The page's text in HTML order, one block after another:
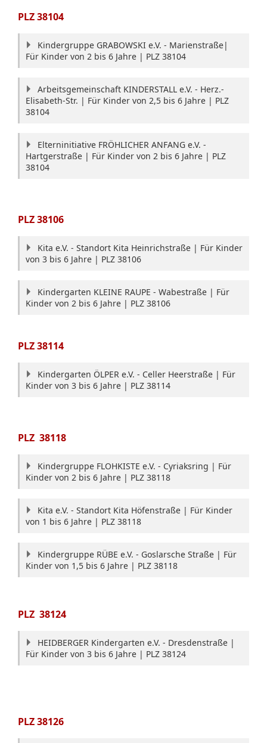
PLZ38104
Kindergruppe GRABOWSKI e.V. - Marienstraße|
Für Kinder von 2 bis 6 Jahre | PLZ 38104
Arbeitsgemeinschaft KINDERSTALL e.V. - Herz.-
Elisabeth-Str. | Für Kinder von 2,5 bis 6 Jahre | PLZ
38104
Elterninitiative FRÖHLICHER ANFANG e.V. -
Hartgerstraße | Für Kinder von 2 bis 6 Jahre | PLZ
38104
PLZ38106
Kita e.V. - Standort Kita Heinrichstraße | Für Kinder
von 3 bis 6 Jahre | PLZ 38106
Kindergarten KLEINE RAUPE - Wabestraße | Für
Kinder von 2 bis 6 Jahre | PLZ 38106
PLZ38114
Kindergarten ÖLPER e.V. - Celler Heerstraße | Für
Kinder von 3 bis 6 Jahre | PLZ 38114
PLZ 38118
Kindergruppe FLOHKISTE e.V. - Cyriaksring | Für
Kinder von 2 bis 6 Jahre | PLZ 38118
Kita e.V. - Standort Kita Höfenstraße | Für Kinder
von 1 bis 6 Jahre | PLZ 38118
Kindergruppe RÜBE e.V. - Goslarsche Straße | Für
Kinder von 1,5 bis 6 Jahre | PLZ 38118
PLZ 38124
HEIDBERGER Kindergarten e.V. - Dresdenstraße |
Für Kinder von 3 bis 6 Jahre | PLZ 38124
PLZ38126